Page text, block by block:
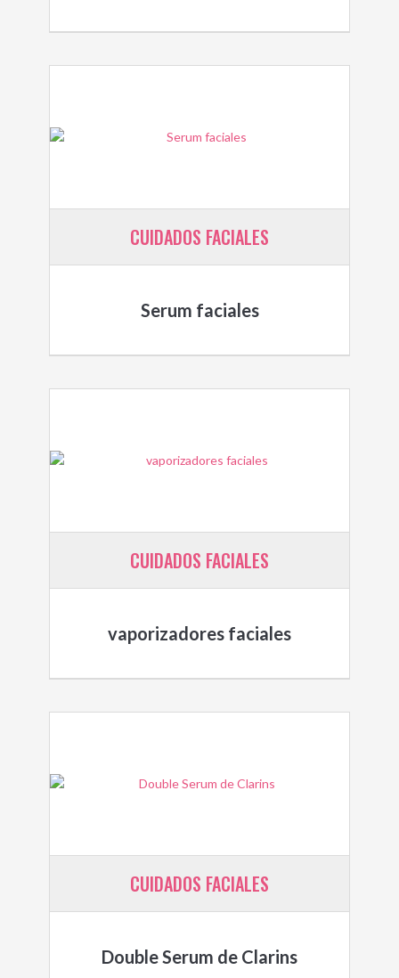
CUIDADOS FACIALES
Serum faciales
CUIDADOS FACIALES
vaporizadores faciales
CUIDADOS FACIALES
Double Serum de Clarins